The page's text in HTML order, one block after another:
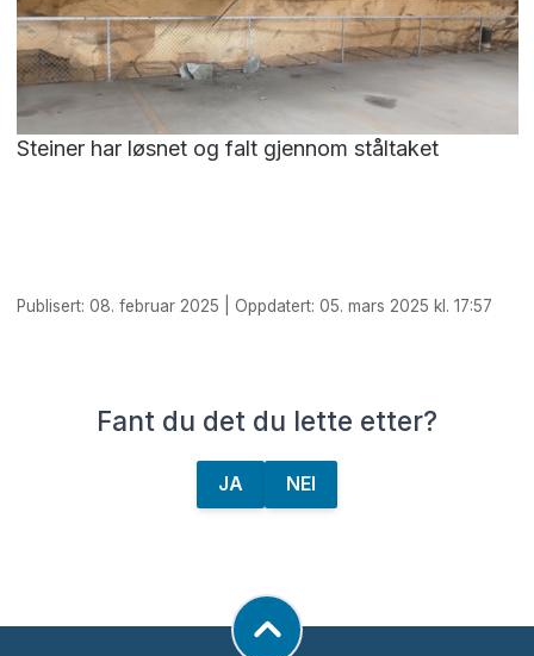
Steiner har løsnet og falt gjennom ståltaket
Publisert: 08. februar 2025 | Oppdatert: 05. mars 2025 kl. 17:57
Fant du det du lette etter?
JA NEI